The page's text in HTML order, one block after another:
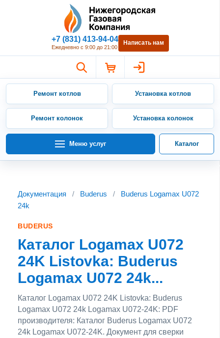
Нижегородская Газовая
+7 (831) 413-94-04
Ежедневно с 9:00 до 21:00
Написать нам
Ремонт котлов Установка котлов
Ремонт колонок Установка колонок
Меню услуг Каталог
Документация / Buderus /
Buderus Logamax U072
24k
BUDERUS
Каталог Logamax U072
24K Listovka: Buderus
Logamax U072 24k...
Каталог Logamax U072 24K Listovka: Buderus
Logamax U072 24k Logamax U072-24K: PDF
производителя: Каталог Buderus Logamax U072
24k Logamax U072-24K. Документ для сверки